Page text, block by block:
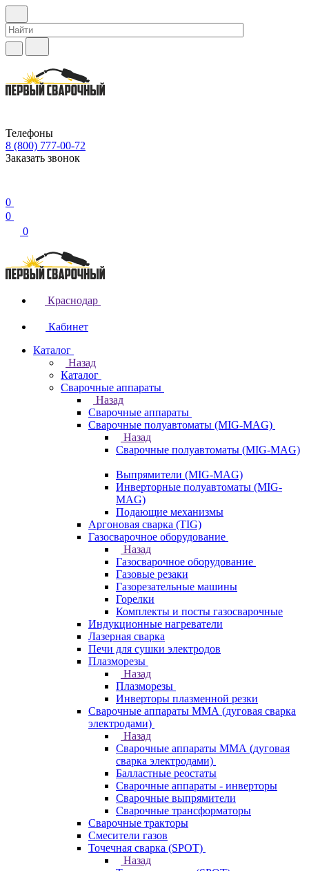
Телефоны
8 (800) 777-00-72
Заказать звонок
0
0
0
Краснодар
Кабинет
Каталог
Назад
Каталог
Сварочные аппараты
Назад
Сварочные аппараты
Сварочные полуавтоматы (MIG-MAG)
Назад
Сварочные полуавтоматы (MIG-MAG)
Выпрямители (MIG-MAG)
Инверторные полуавтоматы (MIG-
MAG)
Подающие механизмы
Аргоновая сварка (TIG)
Газосварочное оборудование
Назад
Газосварочное оборудование
Газовые резаки
Газорезательные машины
Горелки
Комплекты и посты газосварочные
Индукционные нагреватели
Лазерная сварка
Печи для сушки электродов
Плазморезы
Назад
Плазморезы
Инверторы плазменной резки
Сварочные аппараты ММА (дуговая сварка
электродами)
Назад
Сварочные аппараты ММА (дуговая
сварка электродами)
Балластные реостаты
Сварочные аппараты - инверторы
Сварочные выпрямители
Сварочные трансформаторы
Сварочные тракторы
Смесители газов
Точечная сварка (SPOT)
Назад